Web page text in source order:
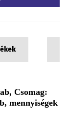
Csomag:
mennyiségek